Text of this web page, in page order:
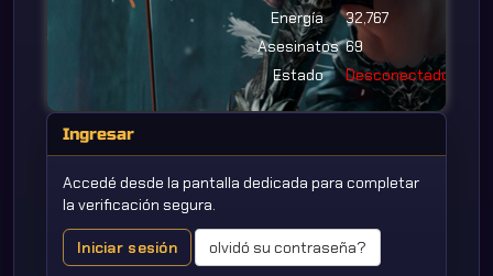
Energía
32,767
Asesinatos 69
Estado
Desconectado
Ingresar
Accedé desde la pantalla dedicada para completar
la verificación segura.
Iniciar sesión olvidó su contraseña?